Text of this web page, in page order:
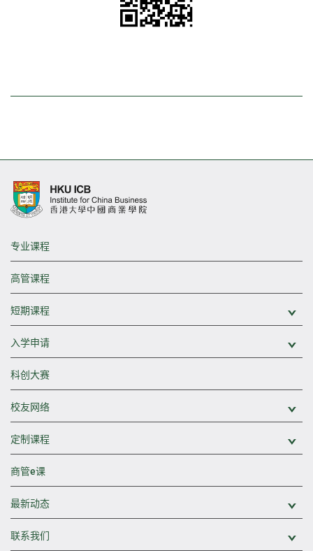
专业课程
高管课程
短期课程
入学申请
科创大赛
校友网络
定制课程
商管e课
最新动态
联系我们